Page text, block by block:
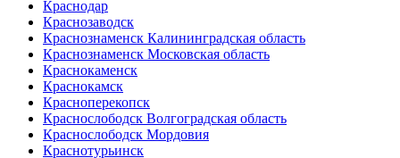
Краснодар
Краснозаводск
Краснознаменск Калининградская область
Краснознаменск Московская область
Краснокаменск
Краснокамск
Красноперекопск
Краснослободск Волгоградская область
Краснослободск Мордовия
Краснотурьинск